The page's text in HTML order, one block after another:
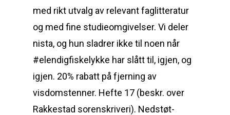
med rikt utvalg av relevant faglitteratur
og med fine studieomgivelser. Vi deler
nista, og hun sladrer ikke til noen når
#elendigfiskelykke har slått til, igjen, og
igjen. 20% rabatt på fjerning av
visdomstenner. Hefte 17 (beskr. over
Rakkestad sorenskriveri). Nedstøt-